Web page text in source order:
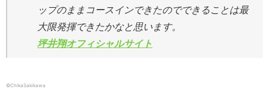
ップのままコースインできたのでできることは最
大限発揮できたかなと思います。
坪井翔オフィシャルサイト
©ChikaSakikawa